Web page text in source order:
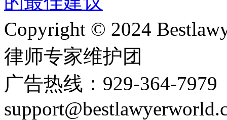
Copyright © 2024
律师专家维护团
广告热线：929-364-